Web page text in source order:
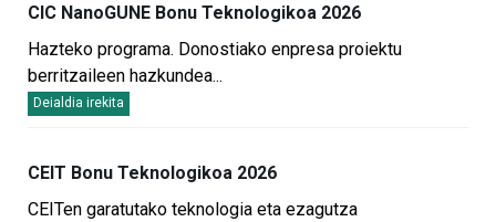
CIC NanoGUNE Bonu Teknologikoa 2026
Deialdia irekita
Hazteko programa. Donostiako enpresa proiektu
berritzaileen hazkundea
...
CEIT Bonu Teknologikoa 2026
CEITen garatutako teknologia eta ezagutza